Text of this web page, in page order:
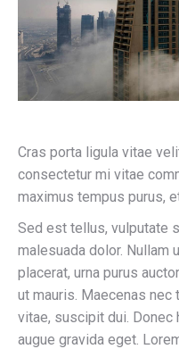
Cras porta ligula vitae
consectetur mi vitae
maximus tempus purus,
Sed est tellus, vulputate
malesuada dolor. Nullam
placerat, urna purus
ut mauris. Maecenas
vitae, suscipit dui.
augue gravida eget.